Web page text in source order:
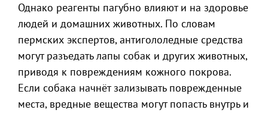
Однако реагенты пагубно влияют и на здоровье
людей и домашних животных. По словам
пермских экспертов, антигололедные средства
могут разъедать лапы собак и других животных,
приводя к повреждениям кожного покрова.
Если собака начнёт зализывать поврежденные
места, вредные вещества могут попасть внутрь и